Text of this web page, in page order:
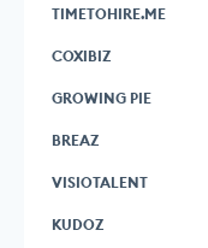
TIMETOHIRE.ME
COXIBIZ
GROWING PIE
BREAZ
VISIOTALENT
KUDOZ